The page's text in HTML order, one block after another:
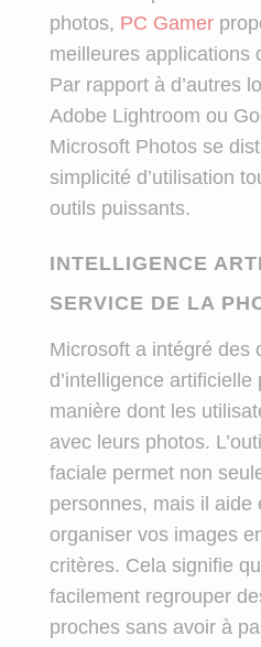
photos, PC Gamer
meilleures applications
Par rapport à d’autres
Adobe Lightroom ou
Microsoft Photos se
simplicité d’utilisation
outils puissants.
INTELLIGENCE
SERVICE DE LA
Microsoft a intégré des
d’intelligence
manière dont les
avec leurs photos.
faciale permet non
personnes, mais il aide
organiser vos images
critères. Cela signifie
facilement regrouper
proches sans avoir à